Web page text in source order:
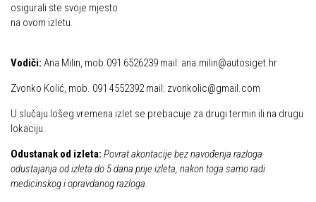
Putevi koje održava HPD Željezničar
osigurali ste svoje mjesto
na ovom izletu.
Vodiči: Ana Milin, mob.091 6526239 mail: ana.milin@autosiget.hr
Zvonko Kolić, mob. 091 4552392 mail: zvonkolic@gmail.com
U slučaju lošeg vremena izlet se prebacuje za drugi termin ili na drugu
lokaciju.
Odustanak od izleta: Povrat akontacije bez navođenja razloga
odustajanja od izleta do 5 dana prije izleta, nakon toga samo radi
medicinskog i opravdanog razloga.